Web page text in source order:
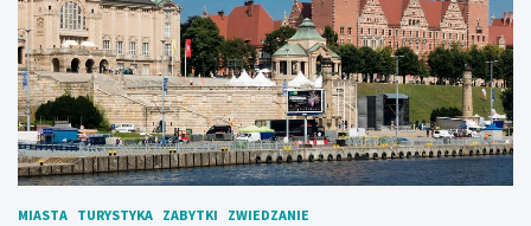
MIASTA TURYSTYKA ZABYTKI ZWIEDZANIE